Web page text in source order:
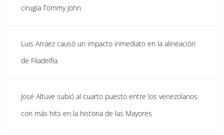
cirugía Tommy John
Luis Arráez causó un impacto inmediato en la alineación
de Filadelfia
José Altuve subió al cuarto puesto entre los venezolanos
con más hits en la historia de las Mayores